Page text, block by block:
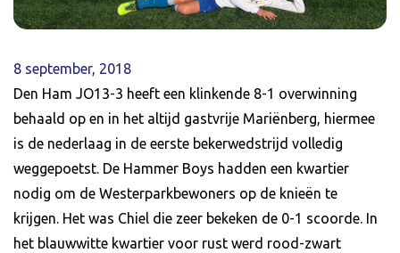
8 september, 2018
Den Ham JO13-3 heeft een klinkende 8-1 overwinning
behaald op en in het altijd gastvrije Mariënberg, hiermee
is de nederlaag in de eerste bekerwedstrijd volledig
weggepoetst. De Hammer Boys hadden een kwartier
nodig om de Westerparkbewoners op de knieën te
krijgen. Het was Chiel die zeer bekeken de 0-1 scoorde. In
het blauwwitte kwartier voor rust werd rood-zwart